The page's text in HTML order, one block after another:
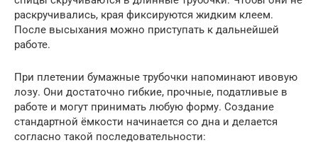
раскручивались, края фиксируются жидким клеем.
После высыхания можно приступать к дальнейшей
работе.
При плетении бумажные трубочки напоминают ивовую
лозу. Они достаточно гибкие, прочные, податливые в
работе и могут принимать любую форму. Создание
стандартной ёмкости начинается со дна и делается
согласно такой последовательности: